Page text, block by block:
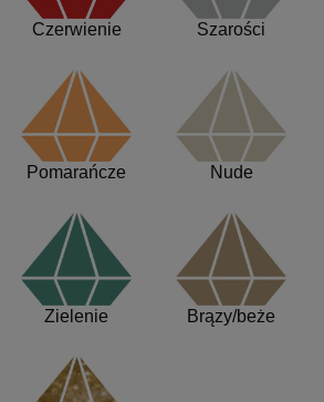
Czerwienie Szarości
Pomarańcze Nude
Zielenie Brązy/beże